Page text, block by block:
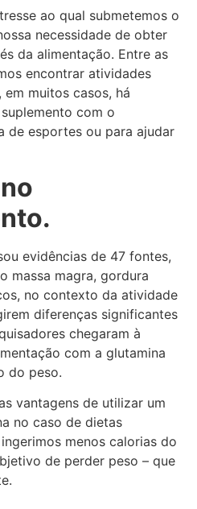
ao qual submetemos o
necessidade de obter
da alimentação. Entre as
encontrar atividades
muitos casos, há
com o
de esportes ou para ajudar
evidências de 47 fontes,
massa magra, gordura
no contexto da atividade
diferenças significantes
chegaram à
com a glutamina
do peso.
vantagens de utilizar um
no caso de dietas
menos calorias do
de perder peso – que